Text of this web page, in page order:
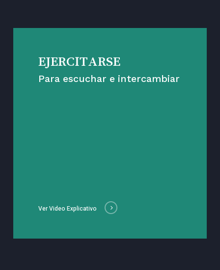
EJERCITARSE
Para escuchar e intercambiar
Ver Video Explicativo